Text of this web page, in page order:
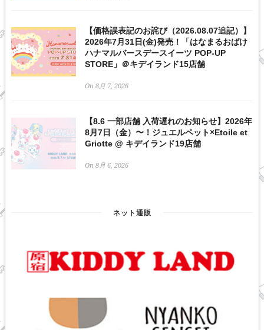
【価格誤表記のお詫び（2026.08.07追記）】
2026年7月31日(金)発売！「はなまるおばけ
ハナマルバースデースイーツ POP-UP
STORE」＠キデイランド15店舗
On 8月 7, 2026
【8.6 一部店舗 入荷遅れのお知らせ】2026年
8月7日（金）〜！ジュエルペット×Etoile et
Griotte @ キデイランド19店舗
On 8月 6, 2026
ネット通販